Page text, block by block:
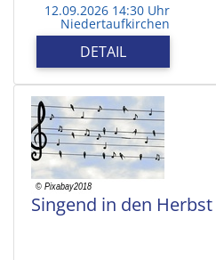
12.09.2026 14:30 Uhr
Niedertaufkirchen
DETAIL
Singend in den Herbst